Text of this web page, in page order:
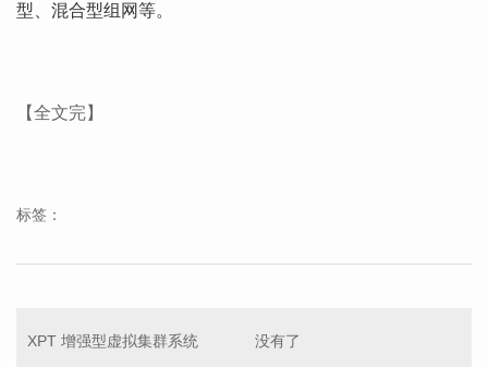
型、混合型组网等。
【全文完】
标签：
XPT 增强型虚拟集群系统 没有了